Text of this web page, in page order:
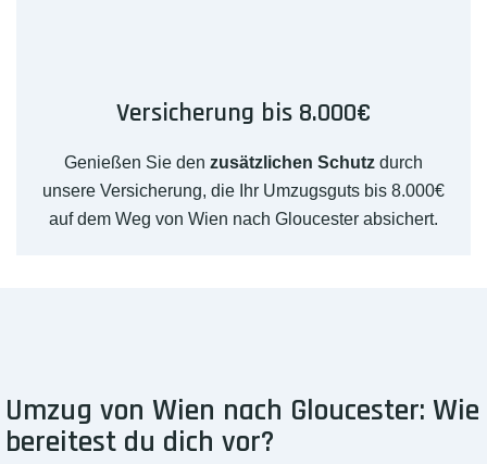
Versicherung bis 8.000€
Genießen Sie den zusätzlichen Schutz durch
unsere Versicherung, die Ihr Umzugsguts bis 8.000€
auf dem Weg von Wien nach Gloucester absichert.
Umzug von Wien nach Gloucester: Wie
bereitest du dich vor?